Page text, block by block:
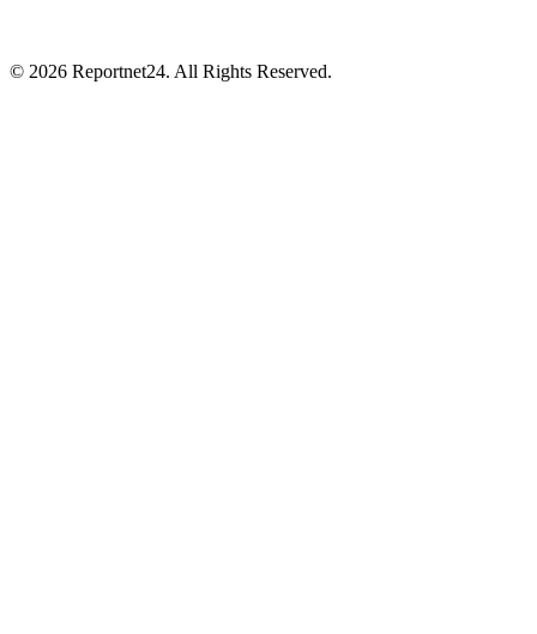
© 2026 Reportnet24. All Rights Reserved.